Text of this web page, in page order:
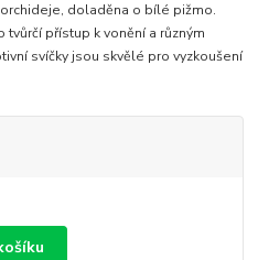
doladěna o bílé pižmo.
přístup k vonění a různým
svíčky jsou skvělé pro vyzkoušení